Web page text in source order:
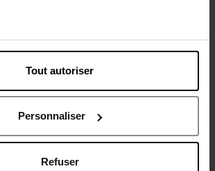
Tout autoriser
Personnaliser
Refuser
aimerez peut-être